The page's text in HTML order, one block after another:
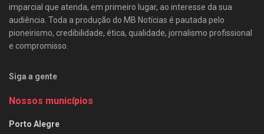
imparcial que atenda, em primeiro lugar, ao interesse da sua
audiência. Toda a produção do MB Notícias é pautada pelo
pioneirismo, credibilidade, ética, qualidade, jornalismo profissional
e compromisso.
Siga a gente
Nossos municípios
Porto Alegre